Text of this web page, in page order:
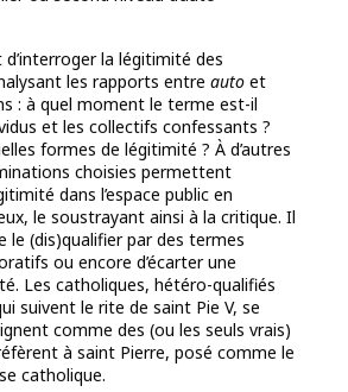
d’interroger la légitimité des
les rapports entre auto et
: à quel moment le terme est-il
et les collectifs confessants ?
formes de légitimité ? À d’autres
choisies permettent
dans l’espace public en
le soustrayant ainsi à la critique. Il
le (dis)qualifier par des termes
ou encore d’écarter une
Les catholiques, hétéro-qualifiés
suivent le rite de saint Pie V, se
comme des (ou les seuls vrais)
à saint Pierre, posé comme le
catholique.